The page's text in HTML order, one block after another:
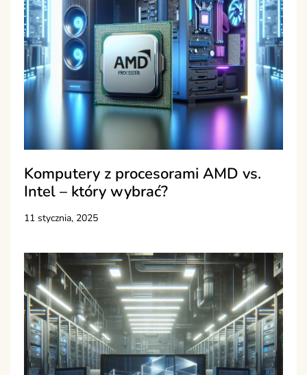
Komputery z procesorami AMD vs.
Intel – który wybrać?
11 stycznia, 2025